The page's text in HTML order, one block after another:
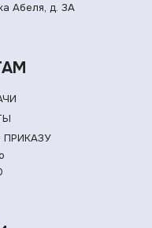
Абеля, д. 3А